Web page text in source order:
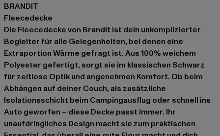
BRANDIT
Fleecedecke
Die Fleecedecke von Brandit ist dein unkomplizierter
Begleiter für alle Gelegenheiten, bei denen eine
Extraportion Wärme gefragt ist. Aus 100% weichem
Polyester gefertigt, sorgt sie im klassischen Schwarz
für zeitlose Optik und angenehmen Komfort. Ob beim
Abhängen auf deiner Couch, als zusätzliche
Isolationsschicht beim Campingausflug oder schnell ins
Auto geworfen – diese Decke passt immer. Ihr
unaufdringliches Design macht sie zum praktischen